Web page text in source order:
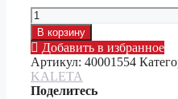
Количество
товара
Штукатурная
станция
Калета-
А4/230
В корзину
Добавить в избранное
Артикул: 40001554
KALETA
Поделитесь